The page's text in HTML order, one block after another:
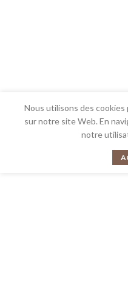
Nous utilisons des
sur notre site Web. En
notre